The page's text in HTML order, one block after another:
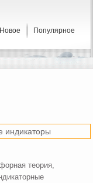
Новое Популярное
индикаторы
теория,